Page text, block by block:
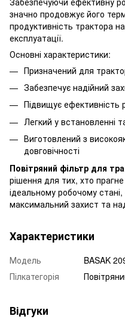
значно продовжує його
продуктивність трактора
експлуатації.
Основні характеристики:
Призначений для
Забезпечує надійний
Підвищує ефективність
Легкий у встановленні
Виготовлений з
довговічності
Повітряний фільтр для
рішення для тих, хто
ідеальному робочому
максимальний захист та
Характеристики
Модель
BASAK
Пілкатегорія
Відгуки